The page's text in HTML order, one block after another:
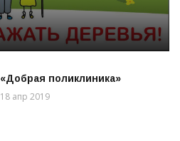
«Добрая поликлиника»
18 апр 2019